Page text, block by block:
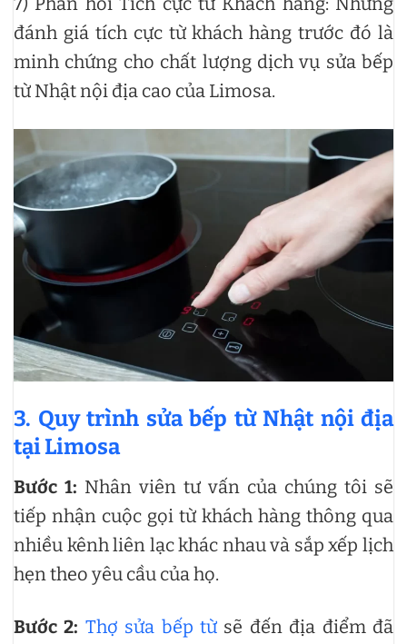
đánh giá tích cực từ khách hàng trước đó là
minh chứng cho chất lượng dịch vụ sửa bếp
từ Nhật nội địa cao của Limosa.
3. Quy trình sửa bếp từ Nhật nội địa
tại Limosa
Bước 1: Nhân viên tư vấn của chúng tôi sẽ
tiếp nhận cuộc gọi từ khách hàng thông qua
nhiều kênh liên lạc khác nhau và sắp xếp lịch
hẹn theo yêu cầu của họ.
Bước 2: Thợ sửa bếp từ sẽ đến địa điểm đã